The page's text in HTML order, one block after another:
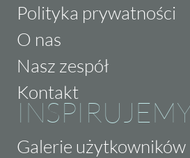
Polityka prywatności
O nas
Nasz zespół
Kontakt
Galerie użytkowników